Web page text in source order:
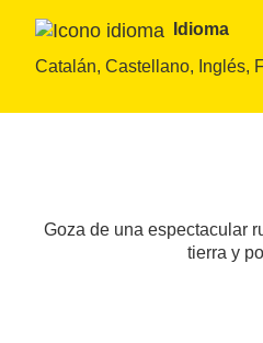
Idioma
Catalán, Castellano, Inglés,
Goza de una espectacular
tierra y